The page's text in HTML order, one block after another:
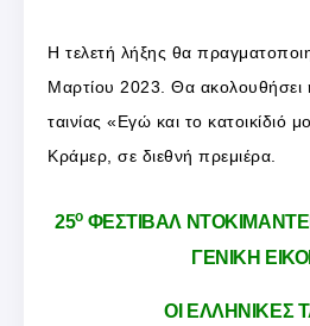
Η τελετή λήξης θα
Μαρτίου 2023. Θα ακολουθήσει
ταινίας «Εγώ και το κατοικίδιό
Κράμερ, σε διεθνή πρεμιέρα.
25οΦΕΣΤΙΒΑΛ
ΓΕΝΙΚΗ
ΟΙ ΕΛΛΗΝΙΚΕΣ